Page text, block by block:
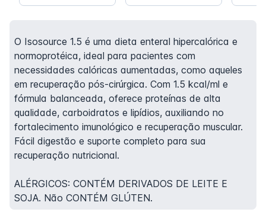
O Isosource 1.5 é uma dieta enteral hipercalórica e
normoprotéica, ideal para pacientes com
necessidades calóricas aumentadas, como aqueles
em recuperação pós-cirúrgica. Com 1.5 kcal/ml e
fórmula balanceada, oferece proteínas de alta
qualidade, carboidratos e lipídios, auxiliando no
fortalecimento imunológico e recuperação muscular.
Fácil digestão e suporte completo para sua
recuperação nutricional.
ALÉRGICOS: CONTÉM DERIVADOS DE LEITE E
SOJA. Não CONTÉM GLÚTEN.